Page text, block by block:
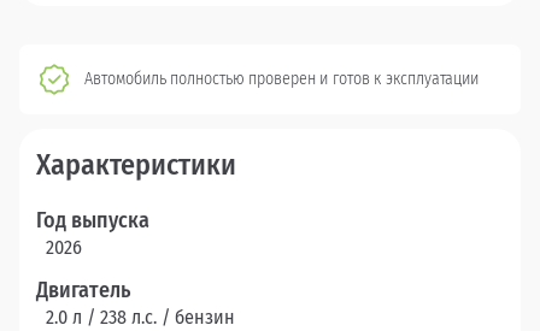
Автомобиль полностью проверен и готов к эксплуатации
Характеристики
Год выпуска
2026
Двигатель
2.0 л / 238 л.c. / бензин